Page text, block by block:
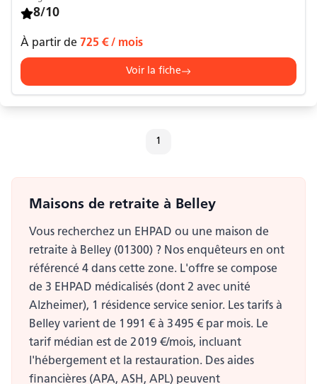
8/10
À partir de 725 €/ mois
Voir la fiche
1
Maisons de retraite à Belley
Vous recherchez un EHPAD ou une maison de
retraite à Belley (01300) ? Nos enquêteurs en ont
référencé 4 dans cette zone. L'offre se compose
de 3 EHPAD médicalisés (dont 2 avec unité
Alzheimer), 1 résidence service senior. Les tarifs à
Belley varient de 1 991 € à 3 495 € par mois. Le
tarif médian est de 2 019 €/mois, incluant
l'hébergement et la restauration. Des aides
financières (APA, ASH, APL) peuvent